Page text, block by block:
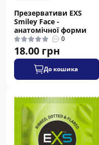
Презервативи EXS
Smiley Face -
анатомічної форми
0
18.00 грн
До кошика